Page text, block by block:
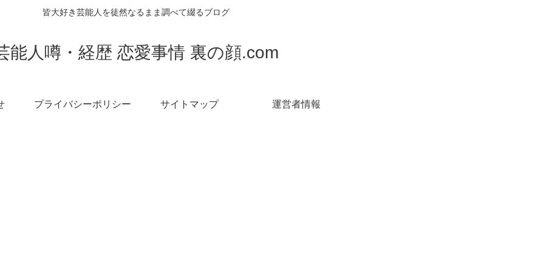
皆大好き芸能人を徒然なるまま調べて綴るブログ
能人噂・経歴 恋愛事情 裏の顔.com
プライバシーポリシー サイトマップ 運営者情報